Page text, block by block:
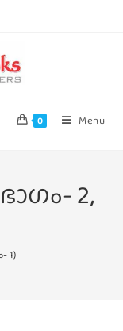
0 Menu
2,
1)